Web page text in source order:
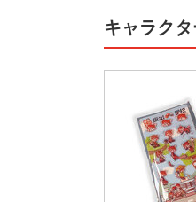
キャラク